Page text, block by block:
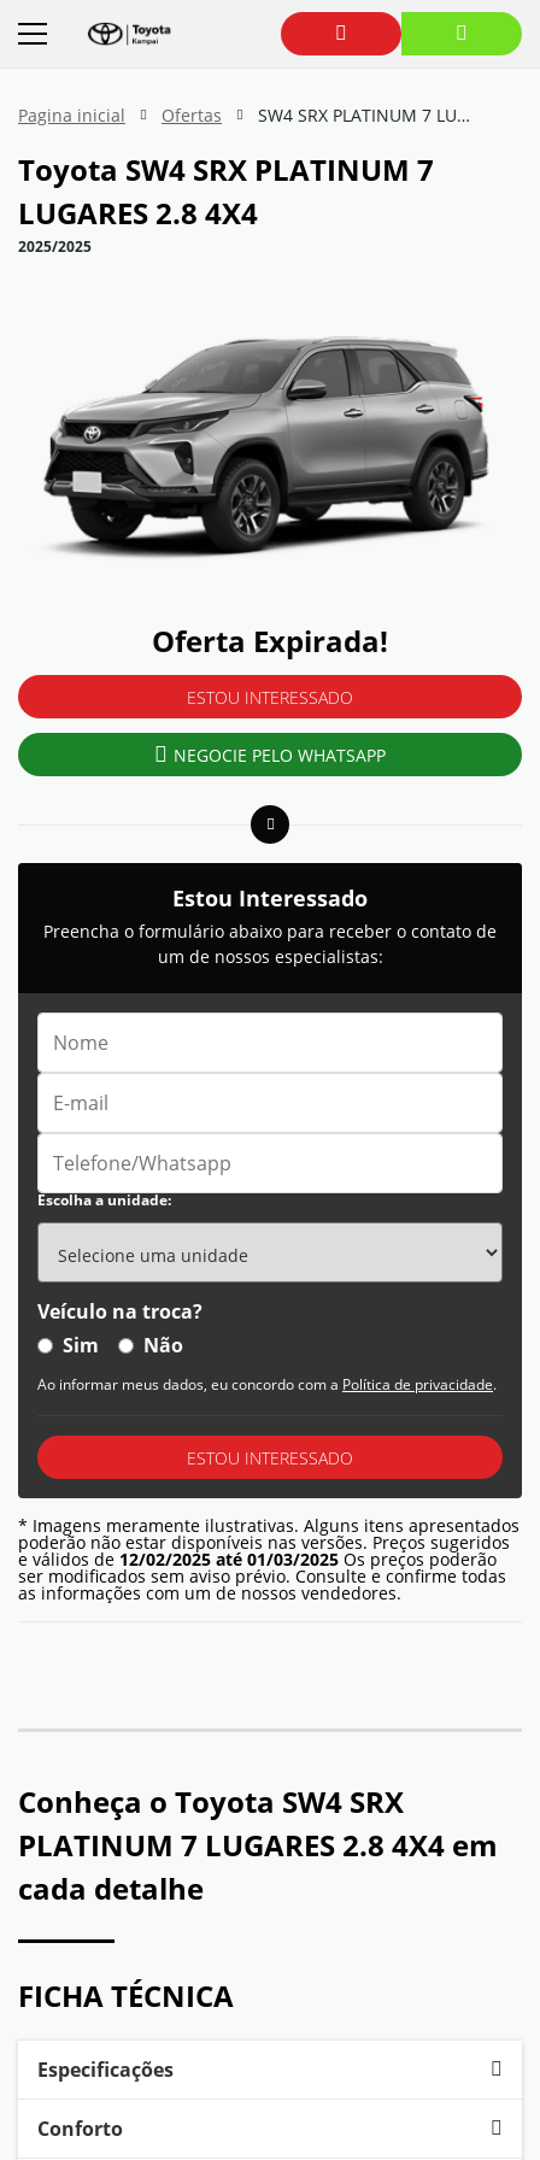
Pagina inicial Ofertas SW4 SRX PLATINUM 7 LUGARES 2.8 4X4
Toyota SW4 SRX PLATINUM 7
LUGARES 2.8 4X4
2025/2025
Oferta Expirada!
ESTOU INTERESSADO
NEGOCIE PELO WHATSAPP
Estou Interessado
Preencha o formulário abaixo para receber o contato de
um de nossos especialistas:
Escolha a unidade:
Veículo na troca?
Sim
Não
Ao informar meus dados, eu concordo com a Política de privacidade.
ESTOU INTERESSADO
* Imagens meramente ilustrativas. Alguns itens apresentados
poderão não estar disponíveis nas versões. Preços sugeridos
e válidos de 12/02/2025 até 01/03/2025 Os preços poderão
ser modificados sem aviso prévio. Consulte e confirme todas
as informações com um de nossos vendedores.
Conheça o Toyota SW4 SRX
PLATINUM 7 LUGARES 2.8 4X4 em
cada detalhe
FICHA TÉCNICA
Especificações
Conforto